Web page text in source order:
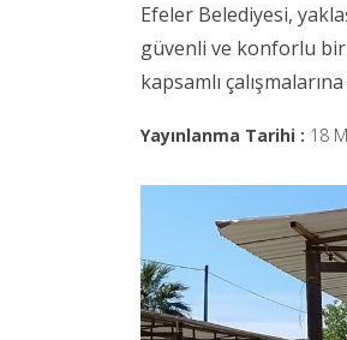
Efeler Belediyesi,
güvenli ve konforlu bir
kapsamlı
Yayınlanma Tarihi : 18